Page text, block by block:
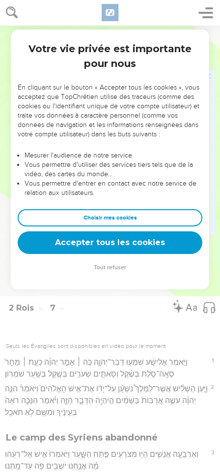
2 Rois 6
וַֽיְהִי֙ מֶ֣לֶךְ יִשְׂרָאֵ֔ל עֹבֵ֖ר עַל־הַחֹמָ֑ה וְאִשָּׁ֗ה צָעֲקָ֤ה אֵלָיו֙ לֵאמֹ֔ר הוֹשִׁ֖יעָה
אֲדֹנִ֥י הַמֶּֽלֶךְ׃
וַיֹּ֙אמֶר֙ אַל־יוֹשִׁעֵ֣ךְ יְהוָ֔ה מֵאַ֖יִן אֽוֹשִׁיעֵ֑ךְ הֲמִן־הַגֹּ֖רֶן א֥וֹ מִן־הַיָּֽקֶב׃
וַיֹּֽאמֶר־לָ֥הּ הַמֶּ֖לֶךְ מַה־לָּ֑ךְ וַתֹּ֗אמֶר הָאִשָּׁ֨ה הַזֹּ֜את אָמְרָ֣ה אֵלַ֗י תְּנִ֤י
אֶת־בְּנֵךְ֙ וְנֹאכְלֶ֣נּוּ הַיּ֔וֹם וְאֶת־בְּנִ֖י נֹאכַ֥ל מָחָֽר׃
29
וְנֹ֣אכְלֶ֔נּוּ וַתַּחְבִּ֖א אֶת־בְּנָֽהּ׃
וַיְהִי֩ כִשְׁמֹ֨עַ הַמֶּ֜לֶךְ אֶת־דִּבְרֵ֤י הָֽאִשָּׁה֙ וַיִּקְרַ֣ע אֶת־בְּגָדָ֔יו וְה֖וּא עֹבֵ֣ר
עַל־הַחֹמָ֑ה וַיַּ֣רְא הָעָ֔ם וְהִנֵּ֥ה הַשַּׂ֛ק עַל־בְּשָׂר֖וֹ מִבָּֽיִת׃
וַיֹּ֕אמֶר כֹּֽה־יַעֲשֶׂה־לִּ֥י אֱלֹהִ֖ים וְכֹ֣ה יוֹסִ֑ף אִֽם־יַעֲמֹ֞ד רֹ֣אשׁ אֱלִישָׁ֧ע
בֶּן־שָׁפָ֛ט עָלָ֖יו הַיּֽוֹם׃
Élisée annonce la fin de la famine
וֶאֱלִישָׁע֙ יֹשֵׁ֣ב בְּבֵית֔וֹ וְהַזְּקֵנִ֖ים יֹשְׁבִ֣ים אִתּ֑וֹ וַיִּשְׁלַ֨ח אִ֜ישׁ מִלְּפָנָ֗יו
בְּטֶ֣רֶם יָבֹא֩ הַמַּלְאָ֨ךְ אֵלָ֜יו וְה֣וּא ׀ אָמַ֣ר אֶל־הַזְּקֵנִ֗ים הַרְּאִיתֶם֙ כִּֽי־שָׁלַ֞ח
וּלְחַצְתֶּ֤ם אֹתוֹ֙ בַּדֶּ֔לֶת הֲל֗וֹא ק֛וֹל רַגְלֵ֥י אֲדֹנָ֖יו אַחֲרָֽיו׃
עוֹדֶ֙נּוּ֙ מְדַבֵּ֣ר עִמָּ֔ם וְהִנֵּ֥ה הַמַּלְאָ֖ךְ יֹרֵ֣ד אֵלָ֑יו וַיֹּ֗אמֶר הִנֵּֽה־זֹ֤את הָֽרָעָה֙
מֵאֵ֣ת יְהוָ֔ה מָֽה־אוֹחִ֥יל לַיהוָ֖ה עֽוֹד׃
Hébreu : © Westminster Leningrad Codex - tanach.us --- Grec : © 2010 by the
2 Rois 7
Seuls les Évangiles sont disponibles en vidéo pour le moment.
1
וַיֹּ֣אמֶר אֱלִישָׁ֔ע שִׁמְע֖וּ דְּבַר־יְהוָ֑ה כֹּ֣ה ׀ אָמַ֣ר יְהוָ֗ה כָּעֵ֤ת ׀ מָחָר֙
סְאָֽה־סֹ֣לֶת בְּשֶׁ֗קֶל וְסָאתַ֧יִם שְׂעֹרִ֛ים בְּשֶׁ֖קֶל בְּשַׁ֥עַר שֹׁמְרֽוֹן׃
2
וַיַּ֣עַן הַשָּׁלִ֡ישׁ אֲשֶׁר־לַמֶּלֶךְ֩ נִשְׁעָ֨ן עַל־יָד֜וֹ אֶת־אִ֣ישׁ הָאֱלֹהִים֮ וַיֹּאמַר֒ הִנֵּ֣ה
יְהוָ֗ה עֹשֶׂ֤ה אֲרֻבּוֹת֙ בַּשָּׁמַ֔יִם הֲיִהְיֶ֖ה הַדָּבָ֣ר הַזֶּ֑ה וַיֹּ֗אמֶר הִנְּכָ֤ה רֹאֶה֙
בְּעֵינֶ֔יךָ וּמִשָּׁ֖ם לֹ֥א תֹאכֵֽל׃
Le camp des Syriens abandonné
3
וְאַרְבָּעָ֧ה אֲנָשִׁ֛ים הָי֥וּ מְצֹרָעִ֖ים פֶּ֣תַח הַשָּׁ֑עַר וַיֹּֽאמְרוּ֙ אִ֣ישׁ אֶל־רֵעֵ֔הוּ
מָ֗ה אֲנַ֛חְנוּ יֹשְׁבִ֥ים פֹּ֖ה עַד־מָֽתְנוּ׃
Votre vie privée est importante
pour nous
En cliquant sur le bouton « Accepter tous les cookies », vous
acceptez que TopChrétien utilise des traceurs (comme des
cookies ou l'identifiant unique de votre compte utilisateur) et
traite vos données à caractère personnel (comme vos
données de navigation et les informations renseignées dans
votre compte utilisateur) dans les buts suivants :
Mesurer l'audience de notre service
Vous permettre d'utiliser des services tiers tels que de la
vidéo, des cartes du monde…
Vous permettre d'entrer en contact avec notre service de
relation aux utilisateurs.
Choisir mes cookies
Accepter tous les cookies
Tout refuser